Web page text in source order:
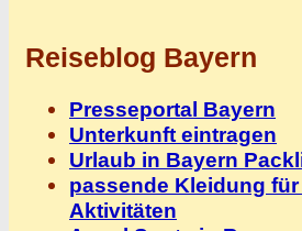
Reiseblog Bayern
Presseportal Bayern
Unterkunft eintragen
Urlaub in Bayern
passende Kleidung
Aktivitäten